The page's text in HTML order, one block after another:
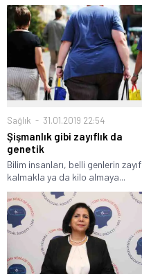
Sağlık 31.01.2019 22:54
Şişmanlık gibi zayıflık da
genetik
Bilim insanları, belli genlerin zayıf
kalmakla ya da kilo almaya...